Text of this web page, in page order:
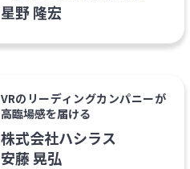
星野 隆宏
VRのリーディングカンパニーが
高臨場感を届ける
株式会社ハシラス
安藤 晃弘